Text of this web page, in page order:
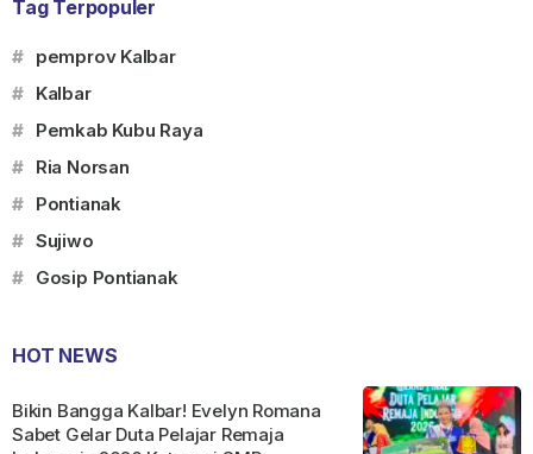
Tag Terpopuler
# pemprov Kalbar
# Kalbar
# Pemkab Kubu Raya
# Ria Norsan
# Pontianak
# Sujiwo
# Gosip Pontianak
HOT NEWS
Bikin Bangga Kalbar! Evelyn Romana
Sabet Gelar Duta Pelajar Remaja